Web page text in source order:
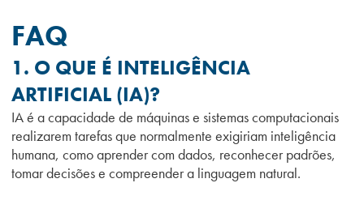
FAQ
1. O QUE É INTELIGÊNCIA
ARTIFICIAL (IA)?
IA é a capacidade de máquinas e sistemas computacionais
realizarem tarefas que normalmente exigiriam inteligência
humana, como aprender com dados, reconhecer padrões,
tomar decisões e compreender a linguagem natural.